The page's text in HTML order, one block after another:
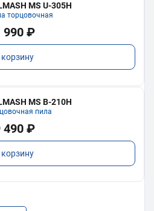
MS U-305H
торцовочная
990 ₽
MS B-210H
пила
490 ₽